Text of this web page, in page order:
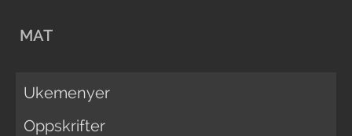
MAT
Ukemenyer
Oppskrifter